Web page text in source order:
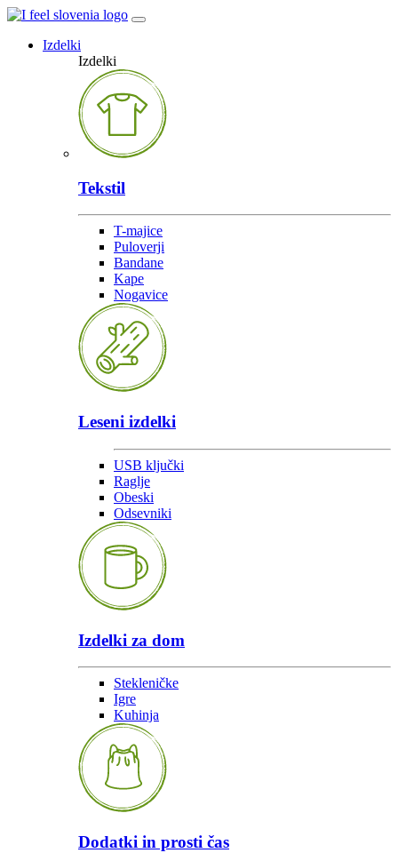
Izdelki
Izdelki
Tekstil
T-majice
Puloverji
Bandane
Kape
Nogavice
Leseni izdelki
USB ključki
Raglje
Obeski
Odsevniki
Izdelki za dom
Stekleničke
Igre
Kuhinja
Dodatki in prosti čas